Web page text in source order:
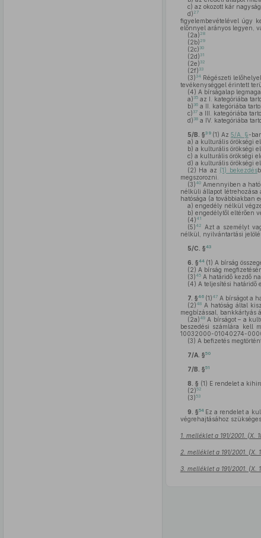
c) az okozott kár
d) 27
figyelembevételével úgy
előnnyel arányos legyen,
(2a) 28
(2b) 29
(2c) 30
(2d) 31
(2e) 32
(2f) 33
(3) 34Régészeti
tevékenységgel érintett
(4) A bírságalap
a) 35az I. kategóriába
b) 36a II. kategóriába
c) 37a III. kategóriába
d) 38a IV. kategóriába
5/B. §39 (1) Az 5/A. §-
a) a kulturális örökségi
b) a kulturális örökségi
c) a kulturális örökségi
d) a kulturális örökségi
(2) Ha az (1) bekezdés
megszorozni.
(3)40Amennyiben a
nélküli állapot létrehozása
hatósága (a továbbiakban
a) engedély nélkül
b) engedélytől eltérően
(4)41
(5)42
Azt a személyt
nélkül, nyilvántartási
5/C. §43
6. §44 (1) A bírság
(2) A bírság
(3)45A határidő kezdő
(4) A teljesítési határidő
7. §46 (1)47A bírságot a
(2)48A hatóság által
megbízással, bankkártyás
(2a)49A bírságot – a
beszedési számlára kell
10032000-01040274-
(3) A befizetés
7/A. §50
7/B. §51
8. § (1) E rendelet a
(2)52
(3)53
9. §54 Ez a rendelet a
végrehajtásához
1. melléklet a 191/2001. (X.
2. melléklet a 191/2001. (X.
3. melléklet a 191/2001. (X.